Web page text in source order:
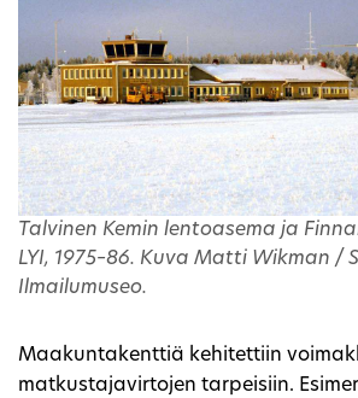
Talvinen Kemin lentoasema ja
LYI, 1975–86. Kuva Matti Wikman /
Ilmailumuseo.
Maakuntakenttiä kehitettiin
matkustajavirtojen tarpeisiin.